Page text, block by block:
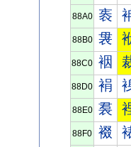
88A0 袠
88B0 袰
88C0 裀
88D0 裐
88E0 裠
88F0 裰